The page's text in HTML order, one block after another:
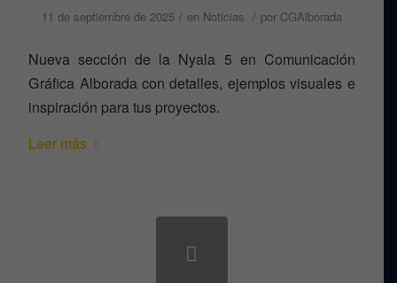
11 de septiembre de 2025 / en Noticias / por CGAlborada
Nueva sección de la Nyala 5 en Comunicación
Gráfica Alborada con detalles, ejemplos visuales e
inspiración para tus proyectos.
Leer más